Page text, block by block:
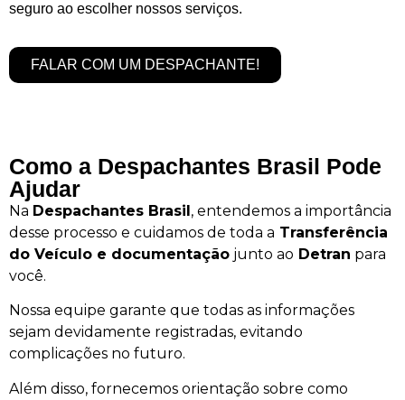
seguro ao escolher nossos serviços.
FALAR COM UM DESPACHANTE!
Como a Despachantes Brasil Pode
Ajudar
Na Despachantes Brasil, entendemos a importância
desse processo e cuidamos de toda a Transferência
do Veículo e documentação junto ao Detran para
você.
Nossa equipe garante que todas as informações
sejam devidamente registradas, evitando
complicações no futuro.
Além disso, fornecemos orientação sobre como